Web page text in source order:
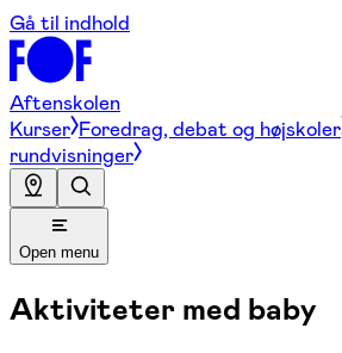
Gå til indhold
Aftenskolen
Kurser Foredrag, debat og højskoler
rundvisninger
Open menu
Aktiviteter med baby